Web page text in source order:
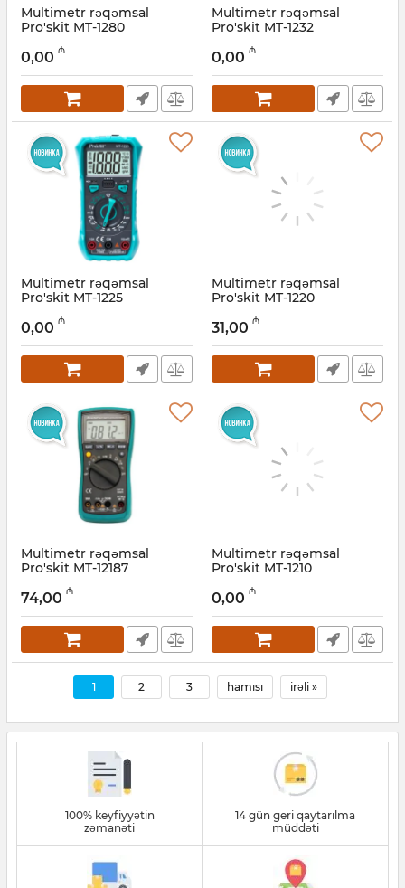
Multimetr rəqəmsal
Pro'skit MT-1280
027001020
0,00 ₼
Multimetr rəqəmsal
Pro'skit MT-1232
027001021
0,00 ₼
Multimetr rəqəmsal
Pro'skit MT-1225
027001022
0,00 ₼
Multimetr rəqəmsal
Pro'skit MT-1220
027001023
31,00 ₼
Multimetr rəqəmsal
Pro'skit MT-12187
027001024
74,00 ₼
Multimetr rəqəmsal
Pro'skit MT-1210
027001025
0,00 ₼
1 2 3 hamısı irəli »
100% keyfiyyətin
zəmanəti
14 gün geri qaytarılma
müddəti